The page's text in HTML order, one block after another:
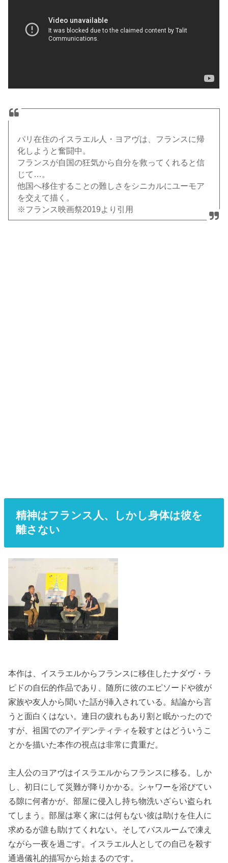
パリ在住のイスラエル人・ヨアヴは、フランスに帰
化しようと奮闘中。
フランスが自国の狂気から自分を救ってくれると信
じて…。
他国へ移住することの難しさをシニカルにユーモア
を交えて描く。
※フランス映画祭2019より引用
精神はフランス人、しかし身体は彼を
離さない
本作は、イスラエルからフランスに移住したナダヴ・ラ
ピドの自伝的作品であり、随所に彼のエピソードや彼が
家族や友人から聞いた話が挿入されている。結論から言
うと面白くはない。連日の疲れもあり割と眠かったので
すが、祖国でのアイデンティティを殺すとはどういうこ
とかを描いた本作の視点は非常に貴重だ。
主人公のヨアヴはイスラエルからフランスに移る。しか
し、初日にして災難が降りかかる。シャワーを浴びてい
る隙に何者かが、部屋に侵入し持ち物洗いざらい盗られ
てしまう。部屋は寒く家には何もない彼は助けを住人に
求めるが誰も助けてくれない。そしてバスルームで凍え
ながら一夜を過ごす。イスラエル人としての自己を殺す
通過儀礼的描写から始まるのです。